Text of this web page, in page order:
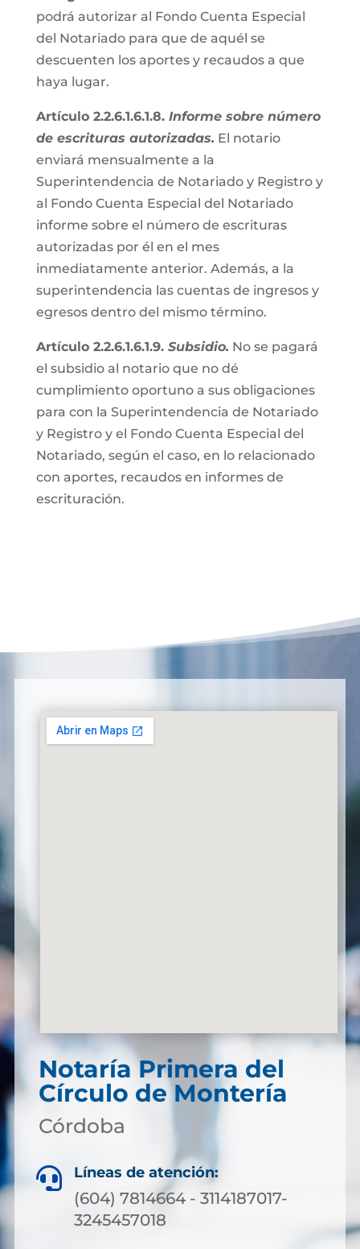
podrá autorizar al Fondo Cuenta Especial
del Notariado para que de aquél se
descuenten los aportes y recaudos a que
haya lugar.
Artículo 2.2.6.1.6.1.8. Informe sobre número
de escrituras autorizadas. El notario
enviará mensualmente a la
Superintendencia de Notariado y Registro y
al Fondo Cuenta Especial del Notariado
informe sobre el número de escrituras
autorizadas por él en el mes
inmediatamente anterior. Además, a la
superintendencia las cuentas de ingresos y
egresos dentro del mismo término.
Artículo 2.2.6.1.6.1.9. Subsidio. No se pagará
el subsidio al notario que no dé
cumplimiento oportuno a sus obligaciones
para con la Superintendencia de Notariado
y Registro y el Fondo Cuenta Especial del
Notariado, según el caso, en lo relacionado
con aportes, recaudos en informes de
escrituración.
Notaría Primera del
Círculo de Montería
Córdoba
 Líneas de atención:
(604) 7814664 - 3114187017-
3245457018